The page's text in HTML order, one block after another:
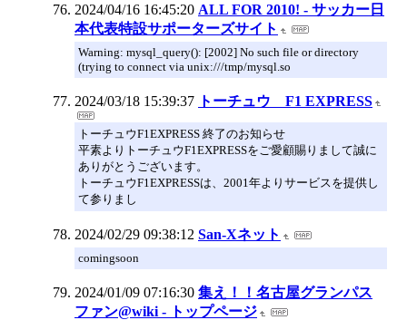
2024/04/16 16:45:20 ALL FOR 2010! - サッカー日
本代表特設サポーターズサイト
Warning: mysql_query(): [2002] No such file or directory
(trying to connect via unix:///tmp/mysql.so
2024/03/18 15:39:37 トーチュウ F1 EXPRESS
トーチュウF1EXPRESS 終了のお知らせ
平素よりトーチュウF1EXPRESSをご愛顧賜りまして誠に
ありがとうございます。
トーチュウF1EXPRESSは、2001年よりサービスを提供し
て参りまし
2024/02/29 09:38:12 San-Xネット
comingsoon
2024/01/09 07:16:30 集え！！名古屋グランパス
ファン@wiki - トップページ